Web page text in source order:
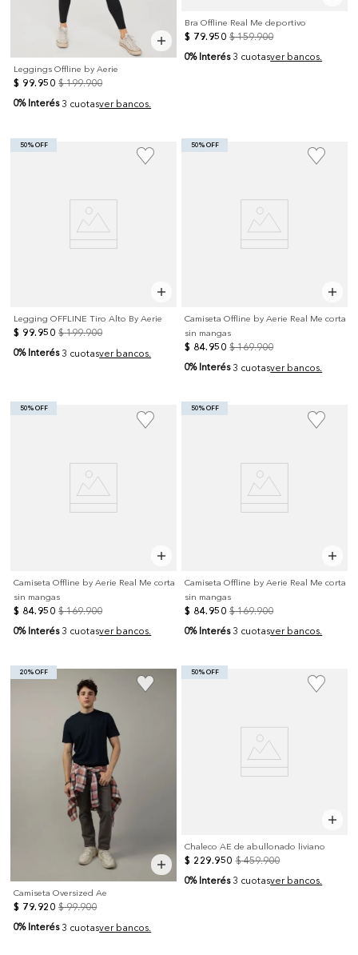
Leggings Offline by Aerie
$ 99. 950 $ 199.900
0% Interés 3 cuotasver bancos.
Bra Offline Real Me deportivo
$ 79. 950 $ 159.900
0% Interés 3 cuotasver bancos.
50% OFF
Legging OFFLINE Tiro Alto By Aerie
$ 99. 950 $ 199.900
0% Interés 3 cuotasver bancos.
50% OFF
Camiseta Offline by Aerie Real Me corta
sin mangas
$ 84. 950 $ 169.900
0% Interés 3 cuotasver bancos.
50% OFF
Camiseta Offline by Aerie Real Me corta
sin mangas
$ 84. 950 $ 169.900
0% Interés 3 cuotasver bancos.
50% OFF
Camiseta Offline by Aerie Real Me corta
sin mangas
$ 84. 950 $ 169.900
0% Interés 3 cuotasver bancos.
20% OFF
Camiseta Oversized Ae
$ 79. 920 $ 99.900
0% Interés 3 cuotasver bancos.
50% OFF
Chaleco AE de abullonado liviano
$ 229.950 $ 459.900
0% Interés 3 cuotasver bancos.